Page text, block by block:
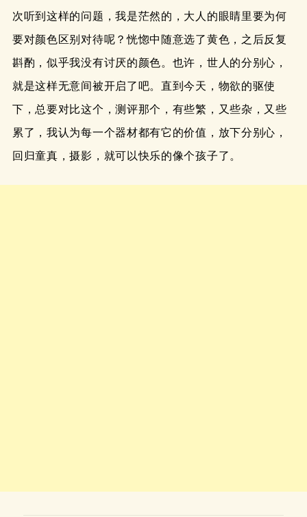
次听到这样的问题，我是茫然的，大人的眼睛里要为何
要对颜色区别对待呢？恍惚中随意选了黄色，之后反复
斟酌，似乎我没有讨厌的颜色。也许，世人的分别心，
就是这样无意间被开启了吧。直到今天，物欲的驱使
下，总要对比这个，测评那个，有些繁，又些杂，又些
累了，我认为每一个器材都有它的价值，放下分别心，
回归童真，摄影，就可以快乐的像个孩子了。